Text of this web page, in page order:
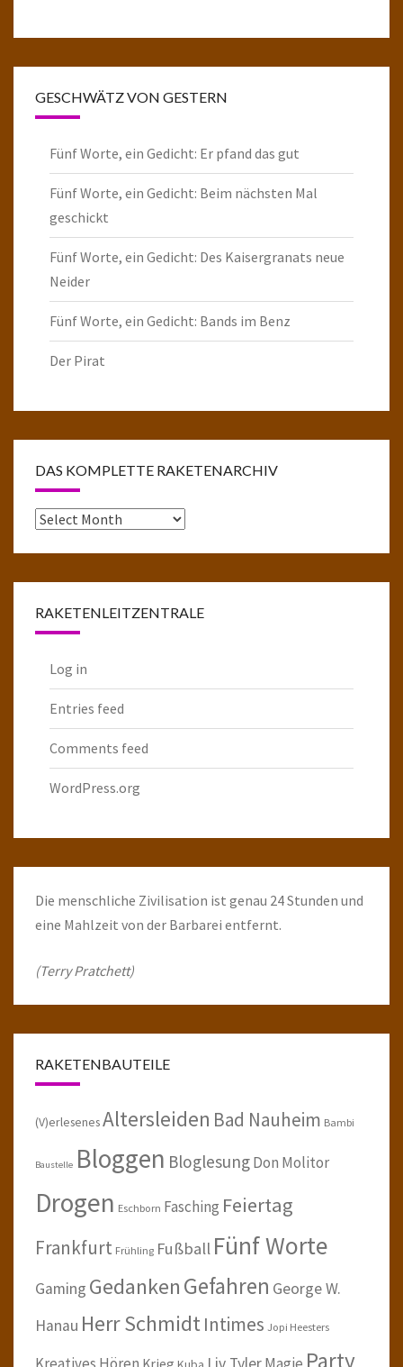
GESCHWÄTZ VON GESTERN
Fünf Worte, ein Gedicht: Er pfand das gut
Fünf Worte, ein Gedicht: Beim nächsten Mal
geschickt
Fünf Worte, ein Gedicht: Des Kaisergranats neue
Neider
Fünf Worte, ein Gedicht: Bands im Benz
Der Pirat
DAS KOMPLETTE RAKETENARCHIV
Das
RAKETENLEITZENTRALE
Log in
Entries feed
Comments feed
WordPress.org
Die menschliche Zivilisation ist genau 24 Stunden und
eine Mahlzeit von der Barbarei entfernt.
(Terry Pratchett)
RAKETENBAUTEILE
(V)erlesenesAltersleiden Bad Nauheim Bambi
Baustelle Bloggen BloglesungDon Molitor
Drogen Eschborn Fasching Feiertag
Frankfurt Frühling Fußball Fünf Worte
Gaming GedankenGefahren George W.
Hanau Herr SchmidtIntimes Jopi Heesters
Krieg Party